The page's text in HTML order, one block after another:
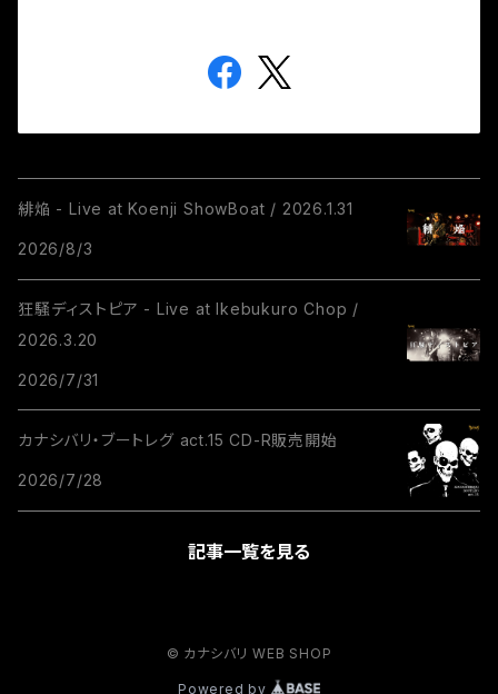
緋焔 - Live at Koenji ShowBoat / 2026.1.31
2026/8/3
狂騒ディストピア - Live at Ikebukuro Chop /
2026.3.20
2026/7/31
カナシバリ・ブートレグ act.15 CD-R販売開始
2026/7/28
記事一覧を見る
© カナシバリ WEB SHOP
Powered by